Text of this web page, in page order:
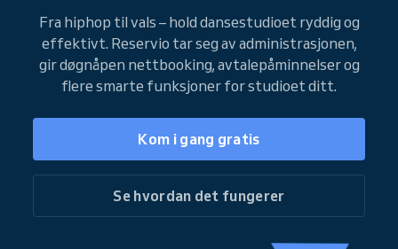
Fra hiphop til vals – hold dansestudioet ryddig og
effektivt. Reservio tar seg av administrasjonen,
gir døgnåpen nettbooking, avtalepåminnelser og
flere smarte funksjoner for studioet ditt.
Kom i gang gratis
Se hvordan det fungerer